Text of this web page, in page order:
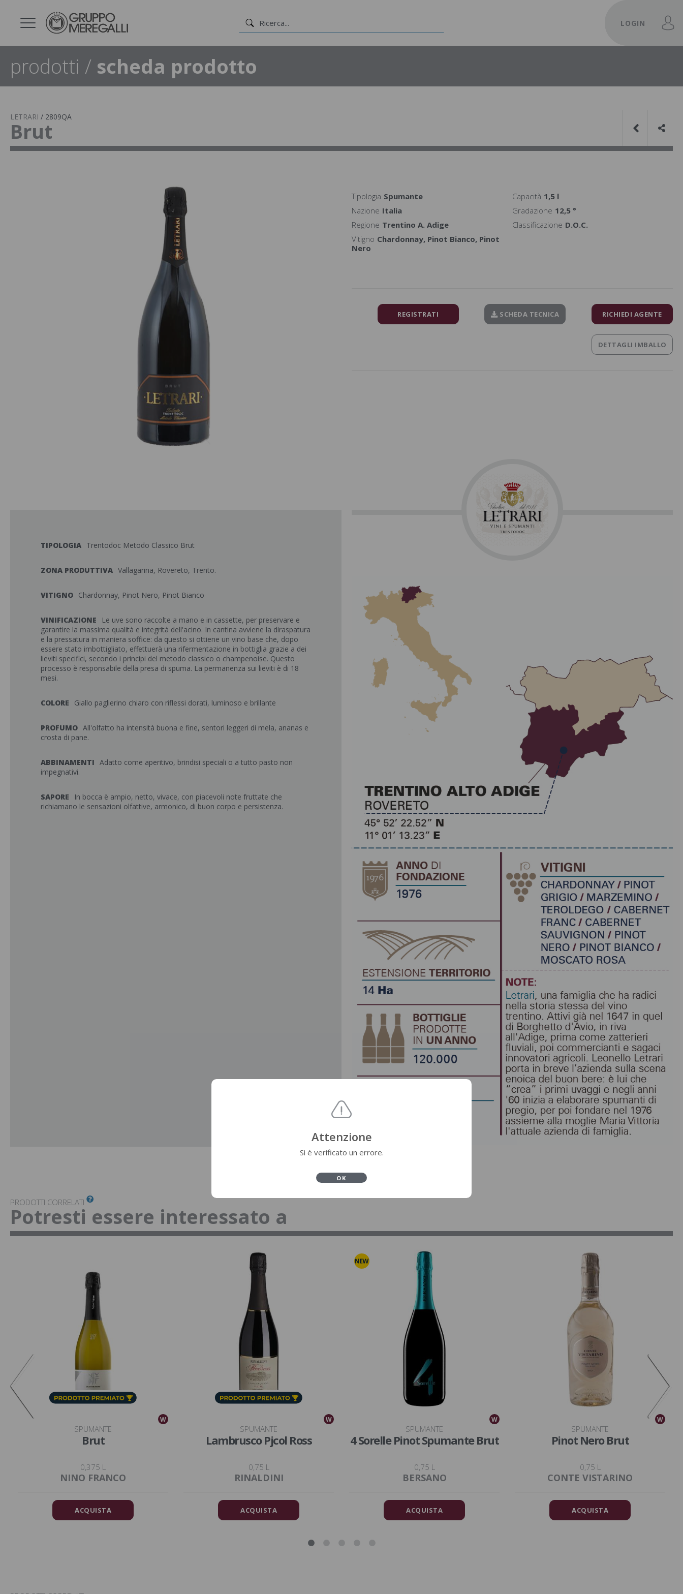
LOGIN
prodotti / scheda prodotto
LETRARI / 2809QA
Brut
Tipologia Spumante Capacità 1,5 l
Nazione Italia Gradazione 12,5 °
Regione Trentino A. Adige Classificazione D.O.C.
Vitigno Chardonnay, Pinot Bianco, Pinot
Nero
REGISTRATI SCHEDA TECNICA RICHIEDI AGENTE
DETTAGLI IMBALLO
TIPOLOGIA Trentodoc Metodo Classico Brut
ZONA PRODUTTIVA Vallagarina, Rovereto, Trento.
VITIGNO Chardonnay, Pinot Nero, Pinot Bianco
VINIFICAZIONE
Le uve sono raccolte a mano e in cassette, per preservare e
garantire la massima qualità e integrità dell'acino. In cantina avviene la diraspatura
e la pressatura in maniera soffice: da questo si ottiene un vino base che, dopo
essere stato imbottigliato, effettuerà una rifermentazione in bottiglia grazie a dei
lieviti specifici, secondo i principi del metodo classico o champenoise. Questo
processo è responsabile della presa di spuma. La permanenza sui lieviti è di 18
mesi.
COLORE Giallo paglierino chiaro con riflessi dorati, luminoso e brillante
PROFUMO All'olfatto ha intensità buona e fine, sentori leggeri di mela, ananas e
crosta di pane.
ABBINAMENTI Adatto come aperitivo, brindisi speciali o a tutto pasto non
impegnativi.
SAPORE
In bocca è ampio, netto, vivace, con piacevoli note fruttate che
richiamano le sensazioni olfattive, armonico, di buon corpo e persistenza.
PRODOTTI CORRELATI
Potresti essere interessato a
W
SPUMANTE
Brut
0,375 L
NINO FRANCO
ACQUISTA
W
SPUMANTE
Lambrusco Pjcol Ross
0,75 L
RINALDINI
ACQUISTA
W
SPUMANTE
4 Sorelle Pinot Spumante Brut
0,75 L
BERSANO
ACQUISTA
W
SPUMANTE
Pinot Nero Brut
0,75 L
CONTE VISTARINO
ACQUISTA
Attenzione
Si è verificato un errore.
OK